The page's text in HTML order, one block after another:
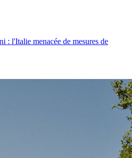
: l'Italie menacée de mesures de